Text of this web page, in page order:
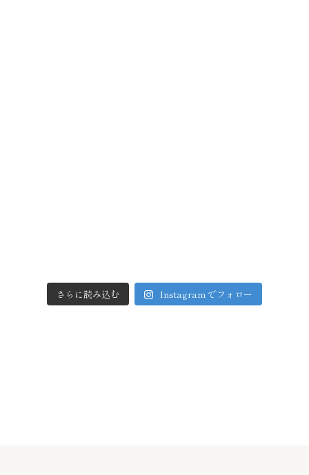
さらに読み込む Instagram でフォロー